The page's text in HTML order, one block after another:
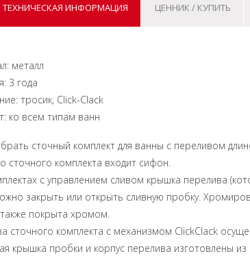
ТЕХНИЧЕСКАЯ ИНФОРМАЦИЯ ЦЕННИК / КУПИТЬ
металл
3 года
тросик, Click-Clack
ко всем типам ванн
сточный комплект для ванны с переливом
сточного комплекта входит сифон.
с управлением сливом крышка перелива
закрыть или открыть сливную пробку.
покрыта хромом.
сточного комплекта с механизмом ClickClack
крышка пробки и корпус перелива изготовлены